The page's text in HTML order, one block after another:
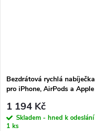
Bezdrátová rychlá nabíječka
pro iPhone, AirPods a Apple
A45 MagSafe Wireless
Charger White
1 194 Kč
Skladem - hned k odeslání
1 ks